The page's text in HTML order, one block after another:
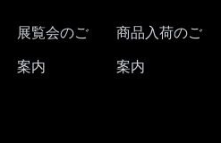
展覧会のご
案内
商品入荷のご
案内